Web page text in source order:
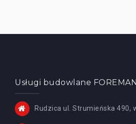
Usługi budowlane FOREMAN
Rudzica ul. Strumieńska 490,